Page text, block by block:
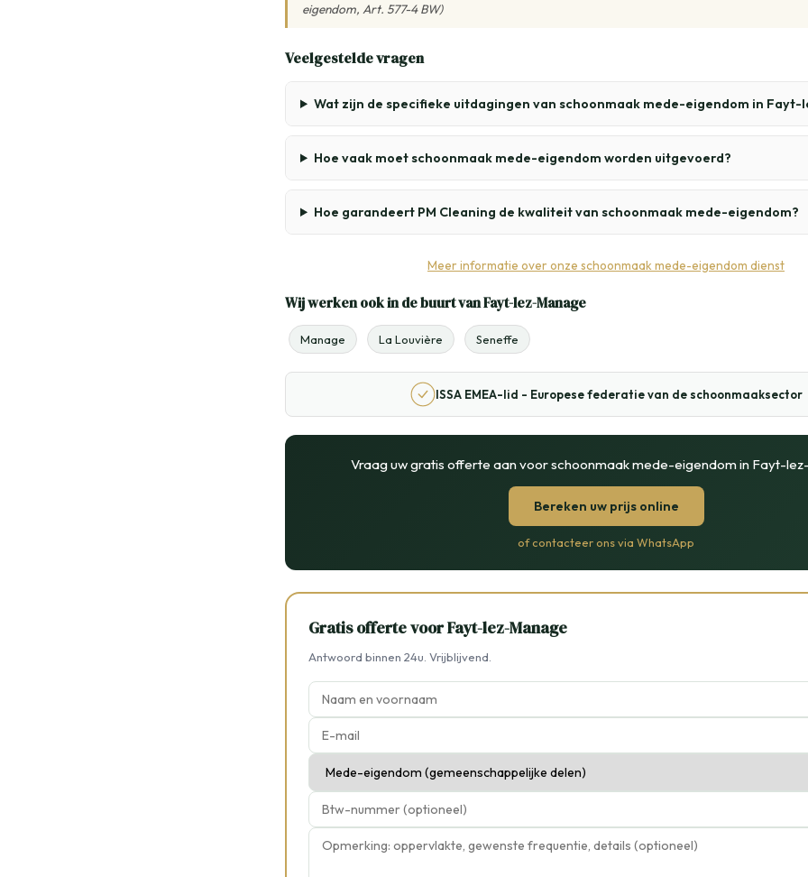
eigendom, Art. 577-4 BW)
Veelgestelde vragen
Wat zijn de specifieke uitdagingen van schoonmaak mede-eigendom in Fayt-
Hoe vaak moet schoonmaak mede-eigendom worden uitgevoerd?
Hoe garandeert PM Cleaning de kwaliteit van schoonmaak mede-eigendom?
Meer informatie over onze schoonmaak mede-eigendom dienst
Wij werken ook in de buurt van Fayt-lez-Manage
Manage La Louvière Seneffe
ISSA EMEA-lid - Europese federatie van de schoonmaaksector
Vraag uw gratis offerte aan voor schoonmaak mede-eigendom in Fayt-
Bereken uw prijs online
of contacteer ons via WhatsApp
Gratis offerte voor Fayt-lez-Manage
Antwoord binnen 24u. Vrijblijvend.